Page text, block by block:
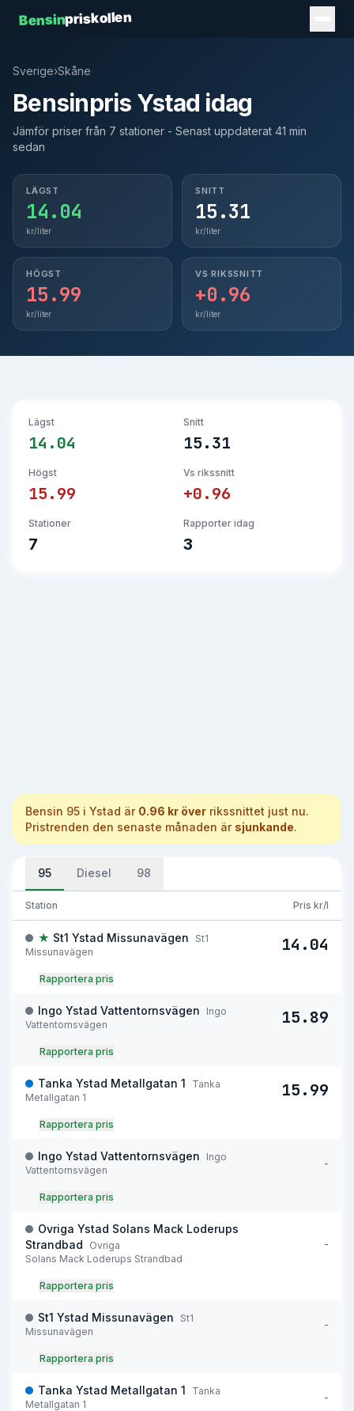
Bensinpriskollen
Sverige›Skåne
Bensinpris Ystad idag
Jämför priser från 7 stationer - Senast uppdaterat 41 min
sedan
LÄGST
14.04
kr/liter
SNITT
15.31
kr/liter
HÖGST
15.99
kr/liter
VS RIKSSNITT
+0.96
kr/liter
Lägst
14.04
Snitt
15.31
Högst
15.99
Vs rikssnitt
+0.96
Stationer
7
Rapporter idag
3
Bensin 95 i Ystad är 0.96 kr över rikssnittet just nu.
Pristrenden den senaste månaden är sjunkande.
95 Diesel 98
Station Pris kr/l
★ St1 Ystad Missunavägen
St1
Missunavägen
14.04
Rapportera pris
Ingo Ystad Vattentornsvägen
Ingo
Vattentornsvägen
15.89
Rapportera pris
Tanka Ystad Metallgatan 1
Tanka
Metallgatan 1
15.99
Rapportera pris
Ingo Ystad Vattentornsvägen
Ingo
Vattentornsvägen
-
Rapportera pris
Ovriga Ystad Solans Mack Loderups
Strandbad
Ovriga
Solans Mack Loderups Strandbad
-
Rapportera pris
St1 Ystad Missunavägen
St1
Missunavägen
-
Rapportera pris
Tanka Ystad Metallgatan 1
Tanka
Metallgatan 1
-